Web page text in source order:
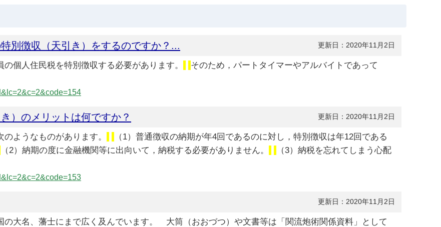
別徴収（天引き）をするのですか？... 更新日：2020年11月2日
個人住民税を特別徴収する必要があります。
そのため，パートタイマーやアルバイトであって
）のメリットは何ですか？ 更新日：2020年11月2日
ようなものがあります。
（1）普通徴収の納期が年4回であるのに対し，特別徴収は年12回である
（2）納期の度に金融機関等に出向いて，納税する必要がありません。
（3）納税を忘れてしまう心配
更新日：2020年11月2日
の大名、藩士にまで広く及んでいます。 大筒（おおづつ）や文書等は「関流炮術関係資料」として